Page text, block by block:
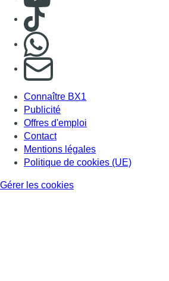
Consulter TikTok
S'abonner à notre newsletter
Connaître BX1
Publicité
Offres d'emploi
Contact
Mentions légales
Politique de cookies (UE)
Gérer les cookies